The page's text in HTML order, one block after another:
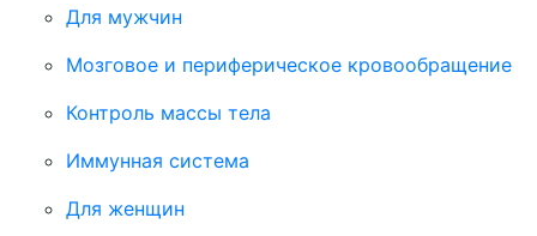
Для мужчин
Мозговое и периферическое кровообращение
Контроль массы тела
Иммунная система
Для женщин